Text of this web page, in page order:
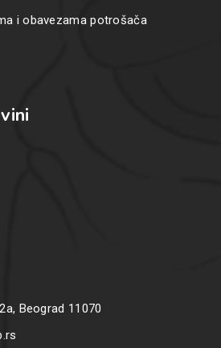
i obavezama potrošača
Beograd 11070